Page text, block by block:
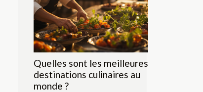
Quelles sont les meilleures
destinations culinaires au
monde ?